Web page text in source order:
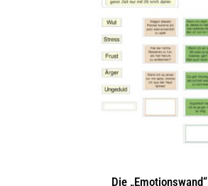
Die „Emotionswand“